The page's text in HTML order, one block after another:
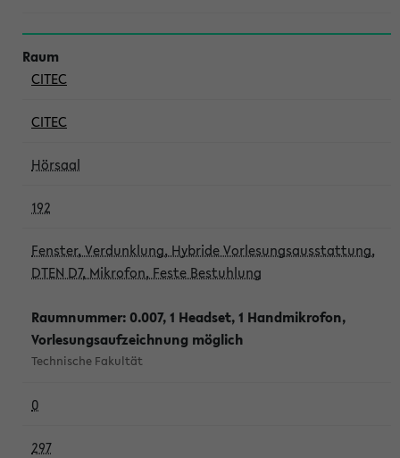
CITEC
CITEC
Hörsaal
192
Fenster, Verdunklung, Hybride Vorlesungsausstattung,
DTEN D7, Mikrofon, Feste Bestuhlung
Raumnummer: 0.007, 1 Headset, 1 Handmikrofon,
Vorlesungsaufzeichnung möglich
Technische Fakultät
0
297